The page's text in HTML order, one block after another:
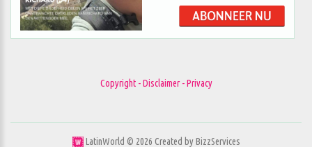
Copyright - Disclaimer - Privacy
LatinWorld © 2026 Created byBizzServices